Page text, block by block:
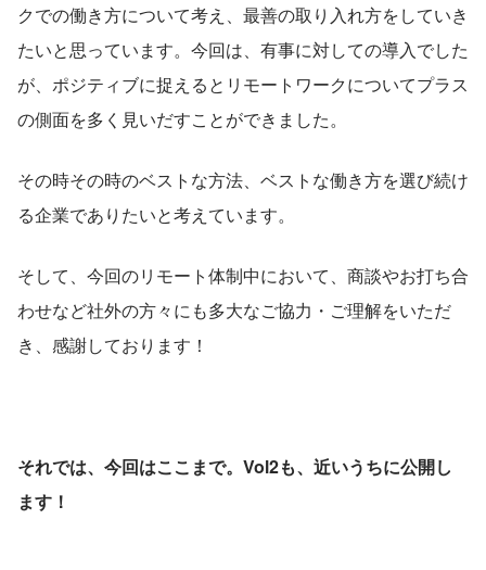
クでの働き方について考え、最善の取り入れ方をしていき
たいと思っています。今回は、有事に対しての導入でした
が、ポジティブに捉えるとリモートワークについてプラス
の側面を多く見いだすことができました。
その時その時のベストな方法、ベストな働き方を選び続け
る企業でありたいと考えています。
そして、今回のリモート体制中において、商談やお打ち合
わせなど社外の方々にも多大なご協力・ご理解をいただ
き、感謝しております！
それでは、今回はここまで。Vol2も、近いうちに公開し
ます！